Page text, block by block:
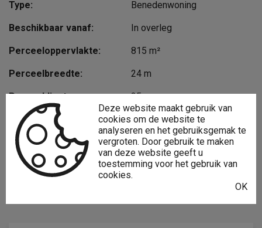
Type: Benedenwoning
Beschikbaar vanaf: In overleg
Perceeloppervlakte: 815 m²
Perceelbreedte: 24 m
Perceeldiepte: 35 m
Bewoonbare opp.: 96 m²
Type constructie: Traditioneel
Bouwjaar: 1993
Deze website maakt gebruik van
cookies om de website te
analyseren en het gebruiksgemak te
vergroten. Door gebruik te maken
van deze website geeft u
toestemming voor het gebruik van
cookies.
OK